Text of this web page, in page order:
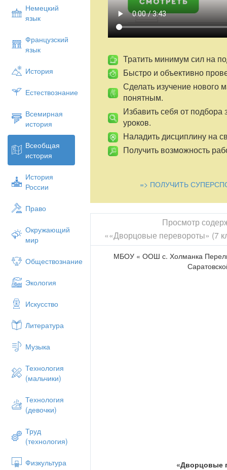
Немецкий
язык
Французский
язык
История
Естествознание
Всемирная
история
Всеобщая
история
История
России
Право
Окружающий
мир
Обществознание
Экология
Искусство
Литература
Музыка
Технология
(мальчики)
Технология
(девочки)
Труд
(технология)
Физкультура
Тратить минимум сил на
Быстро и объективно
Сделать изучение нового
понятным.
Избавить себя от подбора
уроков.
Наладить дисциплину на
Получить возможность
=> ПОЛУЧИТЬ
Просмотр
««Дворцовые перевороты» (7
МБОУ « ООШ с. Холманка
«Дворцовые